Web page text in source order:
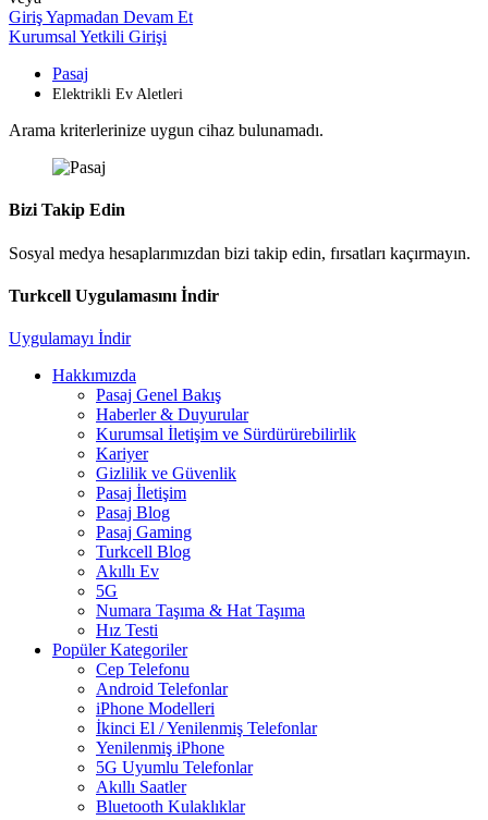
Giriş Yapmadan Devam Et
Kurumsal Yetkili Girişi
Pasaj
Elektrikli Ev Aletleri
Arama kriterlerinize uygun cihaz bulunamadı.
Bizi Takip Edin
Sosyal medya hesaplarımızdan bizi takip edin, fırsatları kaçırmayın.
Turkcell Uygulamasını İndir
Uygulamayı İndir
Hakkımızda
Pasaj Genel Bakış
Haberler & Duyurular
Kurumsal İletişim ve Sürdürürebilirlik
Kariyer
Gizlilik ve Güvenlik
Pasaj İletişim
Pasaj Blog
Pasaj Gaming
Turkcell Blog
Akıllı Ev
5G
Numara Taşıma & Hat Taşıma
Hız Testi
Popüler Kategoriler
Cep Telefonu
Android Telefonlar
iPhone Modelleri
İkinci El / Yenilenmiş Telefonlar
Yenilenmiş iPhone
5G Uyumlu Telefonlar
Akıllı Saatler
Bluetooth Kulaklıklar